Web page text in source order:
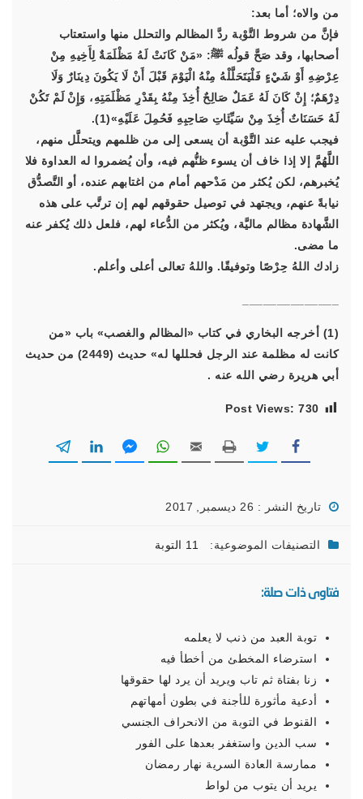
من والاه؛ أما بعد:
فإنَّ من شروط التَّوْبة ردَّ المظالم والتحلل منها واستعتاب
أصحابها، وقد صَحَّ قولُه ﷺ: «مَنْ كَانَتْ لَهُ مَظْلَمَةٌ لِأَخِيهِ مِنْ
عِرْضِهِ أَوْ شَيْءٍ فَلْيَتَحَلَّلْهُ مِنْهُ الْيَوْمَ قَبْلَ أَنْ لَا يَكُونَ دِينَارٌ وَلَا
دِرْهَمٌ؛ إِنْ كَانَ لَهُ عَمَلٌ صَالِحٌ أُخِذَ مِنْهُ بِقَدْرِ مَظْلَمَتِهِ، وَإِنْ لَمْ تَكُنْ
لَهُ حَسَنَاتٌ أُخِذَ مِنْ سَيِّئَاتِ صَاحِبِهِ فَحُمِلَ عَلَيْهِ»(1).
فيجب عليه عند التَّوْبة أن يسعى إلى من ظلمهم ويتحلَّل منهم،
اللَّهُمَّ إلا إذا خاف أن يسوء ظنُّهم فيه، وأن يُضمروا له العداوة فلا
يُخبرهم، لكن يُكثر من مَدْحهم أمام من اغتابهم عنده، أو التَّصدُّق
نيابةً عنهم، ويجتهد في توصيل حقوقهم لهم إن ترتَّب على هذه
الشَّهادة مظالم ماليَّة، ويُكثر من الدُّعاء لهم، فلعل ذلك يُكفر عنه
ما مضى.
زادك اللهُ حِرْصًا وتوفيقًا. واللهُ تعالى أعلى وأعلم.
(1) أخرجه البخاري في كتاب «المظالم والغصب» باب «من
كانت له مظلمة عند الرجل فحللها له» حديث (2449) من حديث
أبي هريرة رضي الله عنه .
Post Views: 730
تاريخ النشر : 26 ديسمبر, 2017
التصنيفات الموضوعية: 11 التوبة
فتاوى ذات صلة:
توبة العبد من ذنب لا يعلمه
استرضاء المخطئ من أخطأ فيه
زنا بفتاة ثم تاب ويريد أن يرد لها حقوقها
أدعية مأثورة للأجنة في بطون أمهاتهم
القنوط في التوبة من الانحراف الجنسي
سب الدين واستغفر بعدها على الفور
ممارسة العادة السرية نهار رمضان
يريد أن يتوب من لواط